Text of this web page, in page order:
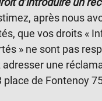
après nous
que vos droits «
» ne sont pas
adresser une
place de Fontenoy